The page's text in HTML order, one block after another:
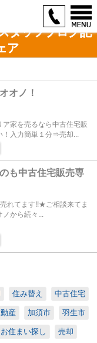
タッフブログ記
ア
オノ！
家を売るなら中古住宅販
！入力簡単１分⇒売却...
も中古住宅販売専
れてます!!★ご相談来てま
から続々...
住み替え 中古住宅
産 加須市 羽生市
お住まい探し 売却